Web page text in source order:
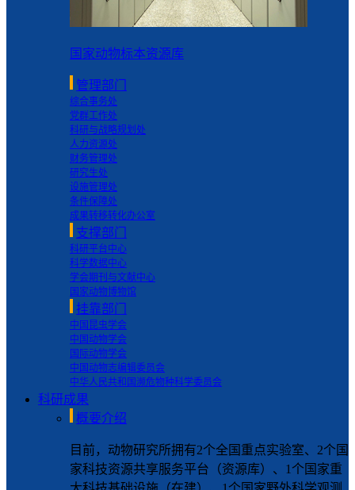
国家动物标本资源库
管理部门
综合事务处
党群工作处
科研与战略规划处
人力资源处
财务管理处
研究生处
设施管理处
条件保障处
成果转移转化办公室
支撑部门
科研平台中心
科学数据中心
学会期刊与文献中心
国家动物博物馆
挂靠部门
中国昆虫学会
中国动物学会
国际动物学会
中国动物志编辑委员会
中华人民共和国濒危物种科学委员会
科研成果
概要介绍
目前，动物研究所拥有2个全国重点实验室、2个国
家科技资源共享服务平台（资源库）、1个国家重